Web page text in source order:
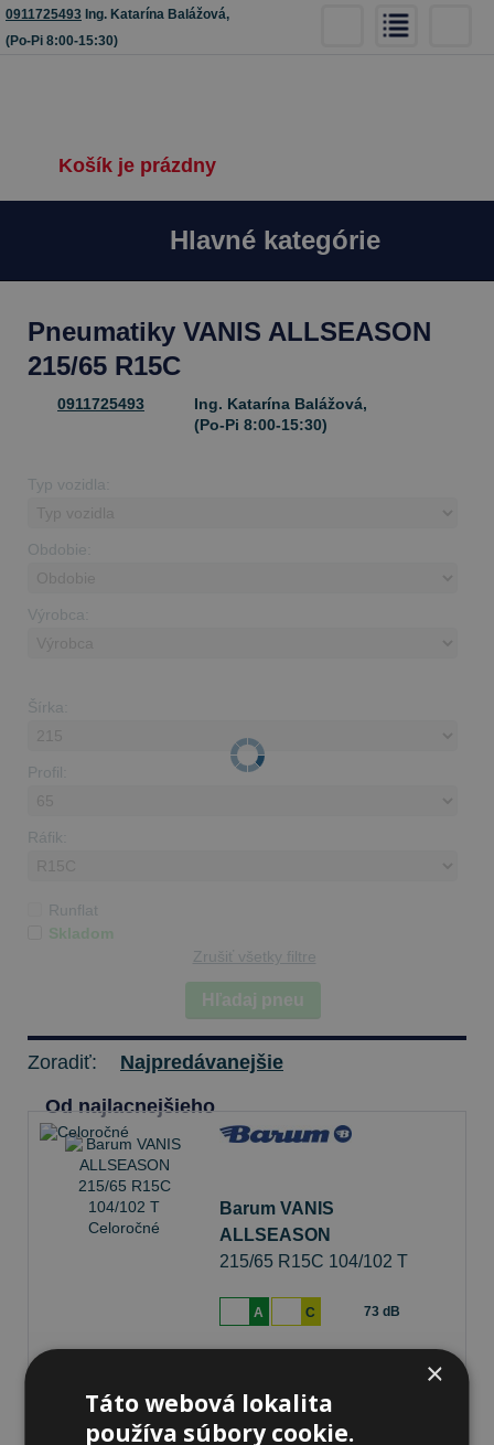
0911725493 Ing. Katarína Balážová,
(Po-Pi 8:00-15:30)
Košík je prázdny
Hlavné kategórie
Pneumatiky VANIS ALLSEASON
215/65 R15C
0911725493
Ing. Katarína Balážová,
(Po-Pi 8:00-15:30)
Typ vozidla:
Obdobie:
Výrobca:
Šírka:
Profil:
Ráfik:
Runflat
Skladom
Zrušiť všetky filtre
Hľadaj pneu
Zoradiť:
Najpredávanejšie
Od najlacnejšieho
Barum VANIS
ALLSEASON
215/65 R15C 104/102 T
A C 73 dB
Ihneďk odberu na 1 pobočke
105,53 € ks
×
Táto webová lokalita
používa súbory cookie.